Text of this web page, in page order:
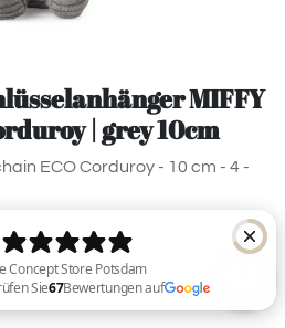
MIFFY
| grey 10cm
ECO Corduroy - 10 cm - 4 -
Polyester